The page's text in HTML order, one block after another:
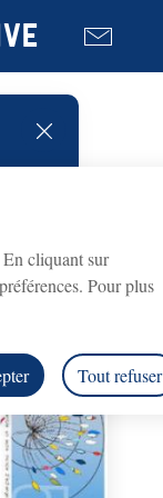
cliquant sur
Pour plus
Tout refuser
fermer l'alerte